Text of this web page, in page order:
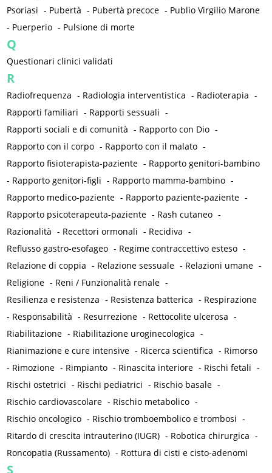
Psoriasi - Pubertà - Pubertà precoce - Publio Virgilio Marone
- Puerperio - Pulsione di morte
Q
Questionari clinici validati
R
Radiofrequenza - Radiologia interventistica - Radioterapia -
Rapporti familiari - Rapporti sessuali -
Rapporti sociali e di comunità - Rapporto con Dio -
Rapporto con il corpo - Rapporto con il malato -
Rapporto fisioterapista-paziente - Rapporto genitori-bambino
- Rapporto genitori-figli - Rapporto mamma-bambino -
Rapporto medico-paziente - Rapporto paziente-paziente -
Rapporto psicoterapeuta-paziente - Rash cutaneo -
Razionalità - Recettori ormonali - Recidiva -
Reflusso gastro-esofageo - Regime contraccettivo esteso -
Relazione di coppia - Relazione sessuale - Relazioni umane -
Religione - Reni / Funzionalità renale -
Resilienza e resistenza - Resistenza batterica - Respirazione
- Responsabilità - Resurrezione - Rettocolite ulcerosa -
Riabilitazione - Riabilitazione uroginecologica -
Rianimazione e cure intensive - Ricerca scientifica - Rimorso
- Rimozione - Rimpianto - Rinascita interiore - Rischi fetali -
Rischi ostetrici - Rischi pediatrici - Rischio basale -
Rischio cardiovascolare - Rischio metabolico -
Rischio oncologico - Rischio tromboembolico e trombosi -
Ritardo di crescita intrauterino (IUGR) - Robotica chirurgica -
Roncopatia (Russamento) - Rottura di cisti e cisto-adenomi